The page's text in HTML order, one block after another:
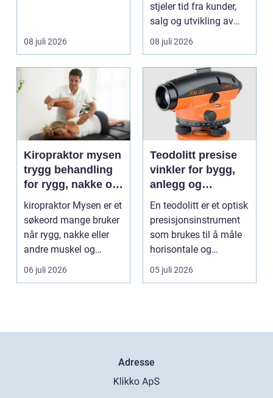
08 juli 2026
stjeler tid fra kunder,
salg og utvikling av
virksomheten. Samt...
08 juli 2026
Kiropraktor mysen
trygg behandling
for rygg, nakke og
ledd
kiropraktor Mysen er et
søkeord mange bruker
når rygg, nakke eller
andre muskel og
leddplager begynn...
06 juli 2026
Teodolitt presise
vinkler for bygg,
anlegg og
kartlegging
En teodolitt er et optisk
presisjonsinstrument
som brukes til å måle
horisontale og
vertikale vinkle...
05 juli 2026
Adresse